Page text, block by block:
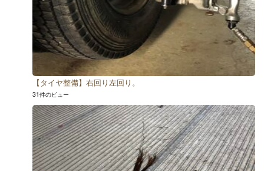
【タイヤ整備】右回り左回り。
31件のビュー